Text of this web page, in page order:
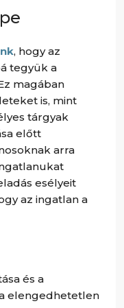
, hogy az
tegyük a
magában
is, mint
tárgyak
előtt
arra
esélyeit
az ingatlan a
és a
elengedhetetlen